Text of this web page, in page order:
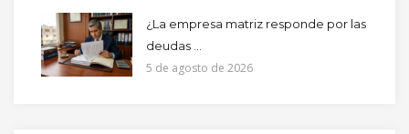
¿La empresa matriz responde por las
deudas ...
5 de agosto de 2026